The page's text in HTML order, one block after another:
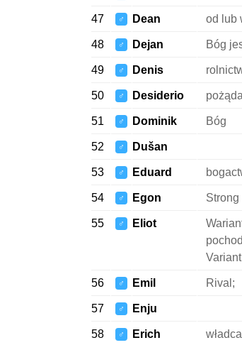
47 ♂ Dean od lub
48 ♂ Dejan Bóg
49 ♂ Denis
50 ♂ Desiderio
51 ♂ Dominik Bóg
52 ♂ Dušan
53 ♂ Eduard
54 ♂ Egon Strong
55 ♂ Eliot
56 ♂ Emil Rival;
57 ♂ Enju
58 ♂ Erich